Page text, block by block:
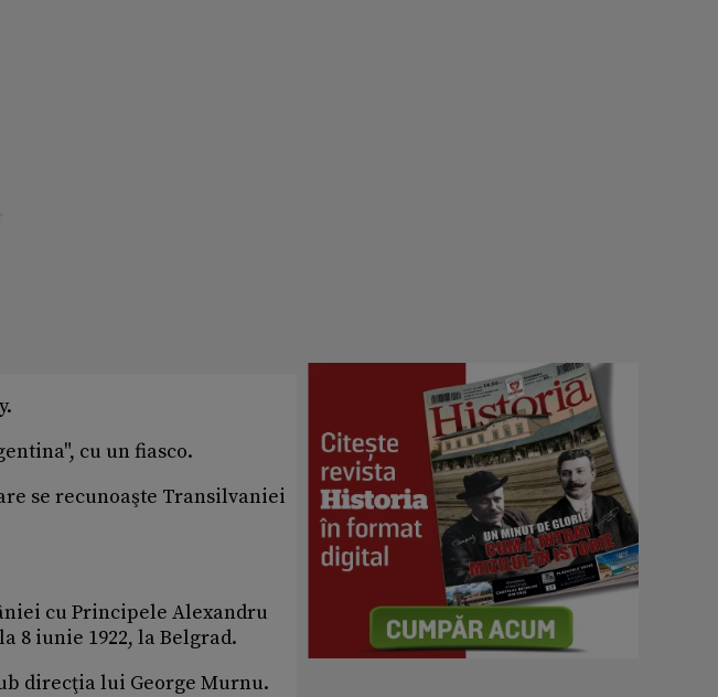
cu un fiasco.
se recunoaşte Transilvaniei
cu Principele Alexandru
8 iunie 1922, la Belgrad.
direcţia lui George Murnu.